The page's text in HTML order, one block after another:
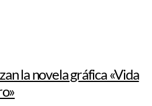
la novela gráfica «Vida